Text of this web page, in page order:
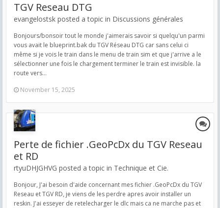
TGV Reseau DTG
evangelostsk posted a topic in Discussions générales
Bonjours/bonsoir tout le monde j'aimerais savoir si quelqu'un parmi
vous avait le blueprint.bak du TGV Réseau DTG car sans celui ci
même si je vois le train dans le menu de train sim et que j'arrive a le
sélectionner une fois le chargement terminer le train est invisible. la
route vers...
November 15, 2025
Perte de fichier .GeoPcDx du TGV Reseau
et RD
rtyuDHJGHVG posted a topic in Technique et Cie.
Bonjour, J'ai besoin d'aide concernant mes fichier .GeoPcDx du TGV
Reseau et TGV RD, je viens de les perdre apres avoir installer un
reskin. J'ai esseyer de retelecharger le dlc mais ca ne marche pas et